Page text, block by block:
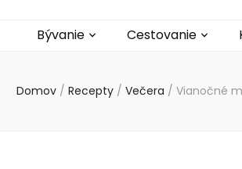
Bývanie Cestovanie
Domov / Recepty / Večera / Vianočné